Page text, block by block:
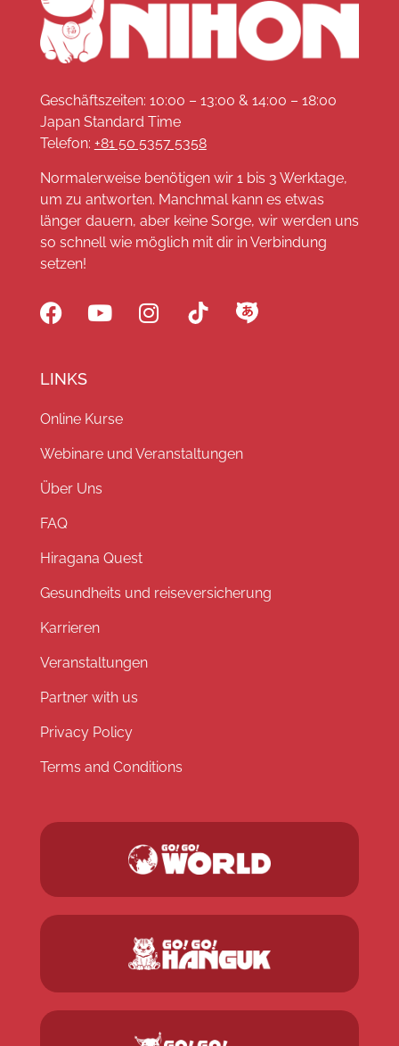
Geschäftszeiten: 10:00 – 13:00 & 14:00 – 18:00
Japan Standard Time
Telefon: +81 50 5357 5358
Normalerweise benötigen wir 1 bis 3 Werktage,
um zu antworten. Manchmal kann es etwas
länger dauern, aber keine Sorge, wir werden uns
so schnell wie möglich mit dir in Verbindung
setzen!
LINKS
Online Kurse
Webinare und Veranstaltungen
Über Uns
FAQ
Hiragana Quest
Gesundheits und reiseversicherung
Karrieren
Veranstaltungen
Partner with us
Privacy Policy
Terms and Conditions